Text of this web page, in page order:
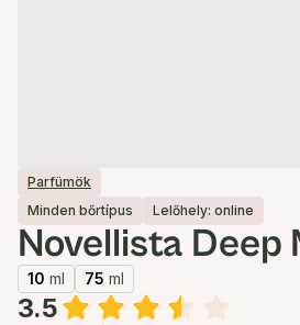
Parfümök
Minden bőrtípus
Lelőhely: online
Novellista Deep
10 ml 75 ml
3.5